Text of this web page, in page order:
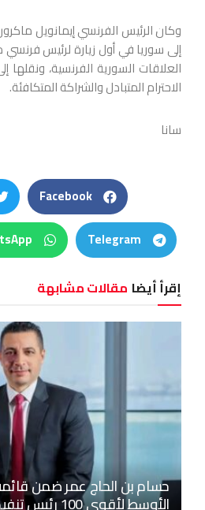
وكان الرئيس الفرنسي إيمانويل
العلاقات السورية الفرنسية،
الاحترام المتبادل والشراكة المتكافئة.‏
سانا
Facebook
Telegram
إقرأ أيضا مقالات مشابهة
حسام بن الحاج عمر ضمن
الأوسط لأقوى 100 رئيس تنفيذي لعام 2026